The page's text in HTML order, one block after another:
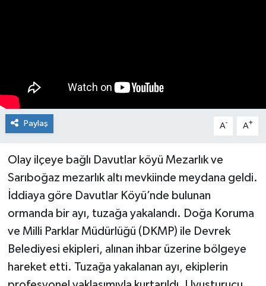
Paylaş A- A+
Olay ilçeye bağlı Davutlar köyü Mezarlık ve
Sarıboğaz mezarlık altı mevkiinde meydana geldi.
İddiaya göre Davutlar Köyü’nde bulunan
ormanda bir ayı, tuzağa yakalandı. Doğa Koruma
ve Milli Parklar Müdürlüğü (DKMP) ile Devrek
Belediyesi ekipleri, alınan ihbar üzerine bölgeye
hareket etti. Tuzağa yakalanan ayı, ekiplerin